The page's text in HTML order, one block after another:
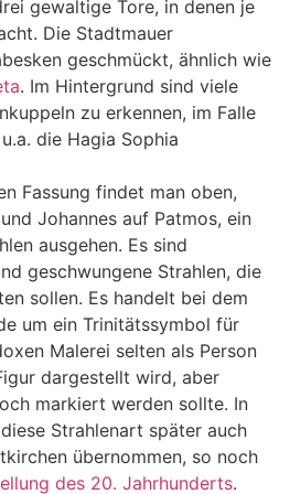
gewaltige Tore, in denen je
Die Stadtmauer
geschmückt, ähnlich wie
. Im Hintergrund sind viele
zu erkennen, im Falle
die Hagia Sophia
Fassung findet man oben,
Johannes auf Patmos, ein
ausgehen. Es sind
geschwungene Strahlen, die
sollen. Es handelt bei dem
um ein Trinitätssymbol für
Malerei selten als Person
dargestellt wird, aber
markiert werden sollte. In
Strahlenart später auch
übernommen, so noch
des 20. Jahrhunderts.